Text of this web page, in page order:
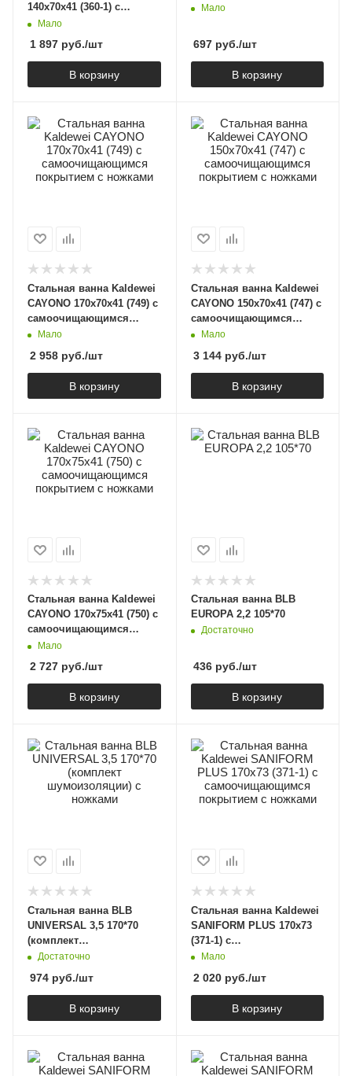
140х70х41 (360-1) с
ножками
Мало
1 897 руб./шт
В корзину
Мало
697руб./шт
В корзину
Стальная ванна Kaldewei
CAYONO 170х70х41 (749) с
самоочищающимся
покрытием с ножками
Мало
2 958 руб./шт
В корзину
Стальная ванна Kaldewei
CAYONO 150x70x41 (747) с
самоочищающимся
покрытием с ножками
Мало
3 144руб./шт
В корзину
Стальная ванна Kaldewei
CAYONO 170х75х41 (750) с
самоочищающимся
покрытием с ножками
Мало
2 727 руб./шт
В корзину
Стальная ванна BLB
EUROPA 2,2 105*70
Достаточно
436руб./шт
В корзину
Стальная ванна BLB
UNIVERSAL 3,5 170*70
(комплект
шумоизоляции) c
Достаточно
974 руб./шт
В корзину
Стальная ванна Kaldewei
SANIFORM PLUS 170x73
(371-1) с
самоочищающимся
Мало
2 020руб./шт
В корзину